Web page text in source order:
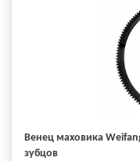
Венец маховика
зубцов